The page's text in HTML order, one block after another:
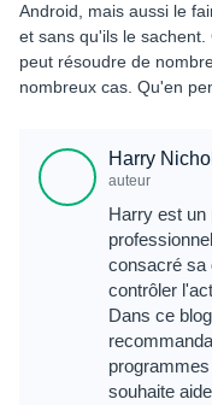
Android, mais aussi le
et sans qu'ils le
peut résoudre de
nombreux cas. Qu'en
Harry
auteur
Harry est un
consacré sa
contrôler
Dans ce
souhaite